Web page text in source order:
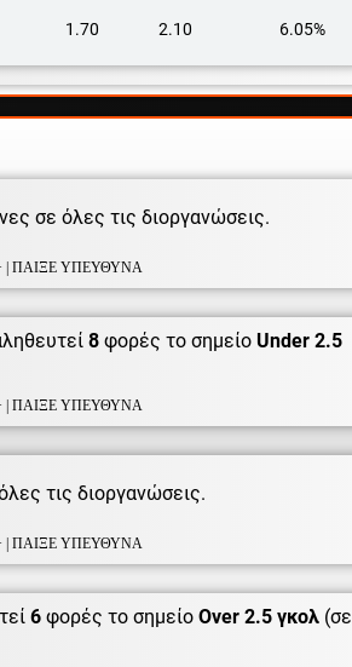
1.70 2.10 6.05%
σε όλες τις διοργανώσεις.
| ΠΑΙΞΕ ΥΠΕΥΘΥΝΑ
8φορές το σημείο Under 2.5
| ΠΑΙΞΕ ΥΠΕΥΘΥΝΑ
τις διοργανώσεις.
| ΠΑΙΞΕ ΥΠΕΥΘΥΝΑ
6φορές το σημείο Over 2.5 γκολ(σε